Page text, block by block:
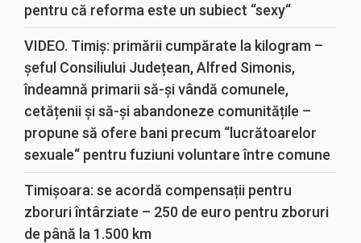
pentru că reforma este un subiect “sexy“
VIDEO. Timiș: primării cumpărate la kilogram –
șeful Consiliului Județean, Alfred Simonis,
îndeamnă primarii să-și vândă comunele,
cetățenii și să-și abandoneze comunitățile –
propune să ofere bani precum “lucrătoarelor
sexuale“ pentru fuziuni voluntare între comune
Timișoara: se acordă compensații pentru
zboruri întârziate – 250 de euro pentru zboruri
de până la 1.500 km